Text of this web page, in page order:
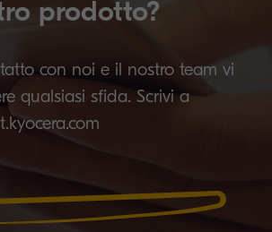
prodotto?
con noi e il nostro team vi
qualsiasi sfida. Scrivi a